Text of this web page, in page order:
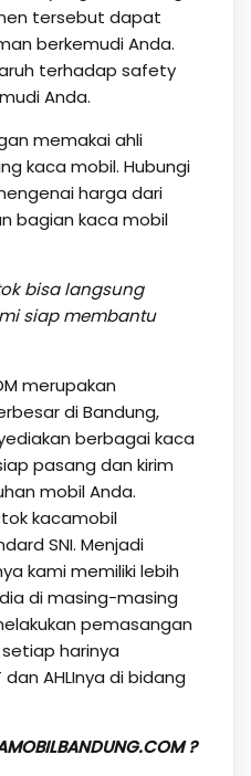
tersebut dapat
berkemudi Anda.
terhadap safety
Anda.
memakai ahli
kaca mobil. Hubungi
harga dari
bagian kaca mobil
bisa langsung
siap membantu
merupakan
di Bandung,
berbagai kaca
pasang dan kirim
mobil Anda.
kacamobil
SNI. Menjadi
kami memiliki lebih
di masing-masing
pemasangan
harinya
dan AHLInya di bidang
?